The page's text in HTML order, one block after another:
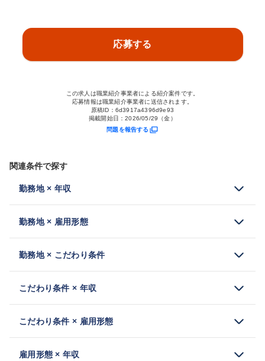
応募する
この求人は職業紹介事業者による紹介案件です。
応募情報は職業紹介事業者に送信されます。
原稿ID： 6d3917a4396d9e93
掲載開始日：2026/05/29（金）
問題を報告する
関連条件で探す
勤務地 × 年収
勤務地 × 雇用形態
勤務地 × こだわり条件
こだわり条件 × 年収
こだわり条件 × 雇用形態
雇用形態 × 年収